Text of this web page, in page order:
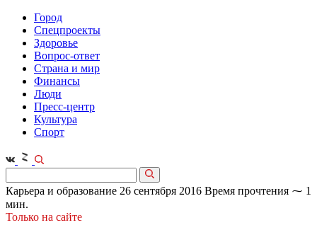
Город
Спецпроекты
Здоровье
Вопрос-ответ
Страна и мир
Финансы
Люди
Пресс-центр
Культура
Спорт
Карьера и образование 26 сентября 2016 Время прочтения ⁓ 1
мин.
Только на сайте